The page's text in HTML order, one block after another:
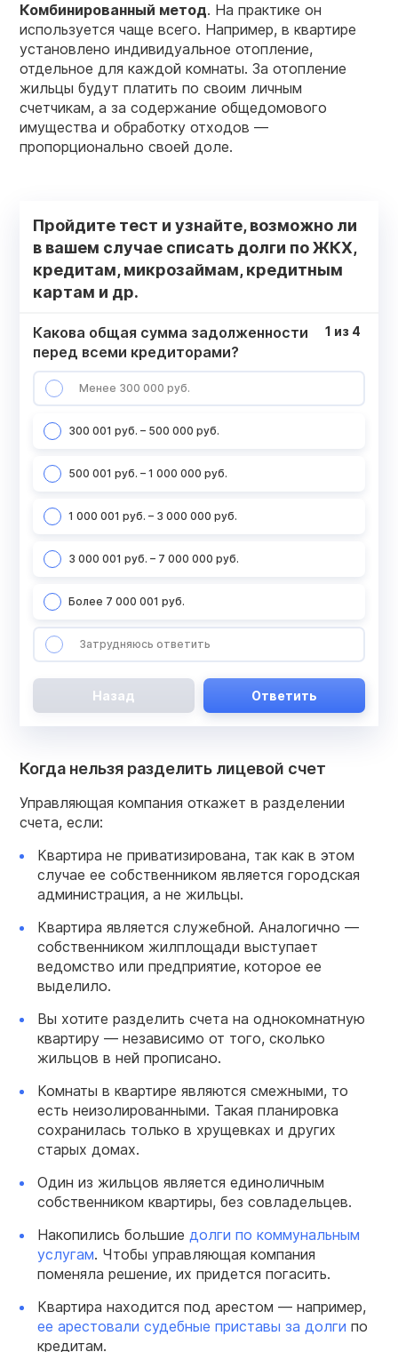
Комбинированный метод. На практике он
используется чаще всего. Например, в квартире
установлено индивидуальное отопление,
отдельное для каждой комнаты. За отопление
жильцы будут платить по своим личным
счетчикам, а за содержание общедомового
имущества и обработку отходов —
пропорционально своей доле.
Пройдите тест и узнайте, возможно ли
в вашем случае списать долги по ЖКХ,
кредитам, микрозаймам, кредитным
картам и др.
Какова общая сумма задолженности
перед всеми кредиторами?
Менее 300 000 руб.
300 001 руб. – 500 000 руб.
500 001 руб. – 1 000 000 руб.
1 000 001 руб. – 3 000 000 руб.
3 000 001 руб. – 7 000 000 руб.
Более 7 000 001 руб.
Затрудняюсь ответить
1 из 4
Назад Ответить
Когда нельзя разделить лицевой счет
Управляющая компания откажет в разделении
счета, если:
Квартира не приватизирована, так как в этом
случае ее собственником является городская
администрация, а не жильцы.
Квартира является служебной. Аналогично —
собственником жилплощади выступает
ведомство или предприятие, которое ее
выделило.
Вы хотите разделить счета на однокомнатную
квартиру — независимо от того, сколько
жильцов в ней прописано.
Комнаты в квартире являются смежными, то
есть неизолированными. Такая планировка
сохранилась только в хрущевках и других
старых домах.
Один из жильцов является единоличным
собственником квартиры, без совладельцев.
Накопились большие долги по коммунальным
услугам. Чтобы управляющая компания
поменяла решение, их придется погасить.
Квартира находится под арестом — например,
ее арестовали судебные приставы за долги по
кредитам.